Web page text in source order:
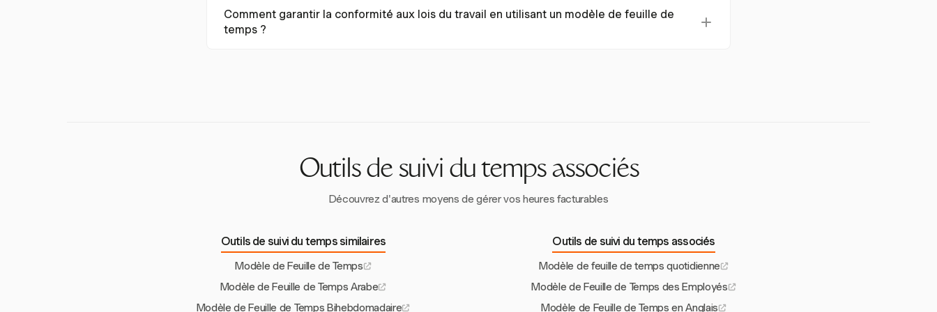
projet/de la tâche, les heures de début et de fin, les temps de pause, les heures normales, les heures
supplémentaires, les congés de maladie, les congés de vacances et le total des heures travaillées.
Comment garantir la conformité aux lois du travail en utilisant un modèle de feuille de
temps ?
Outils de suivi du temps associés
Découvrez d'autres moyens de gérer vos heures facturables
Outils de suivi du temps similaires
Modèle de Feuille de Temps
Modèle de Feuille de Temps Arabe
Modèle de Feuille de Temps Bihebdomadaire
Outils de suivi du temps associés
Modèle de feuille de temps quotidienne
Modèle de Feuille de Temps des Employés
Modèle de Feuille de Temps en Anglais